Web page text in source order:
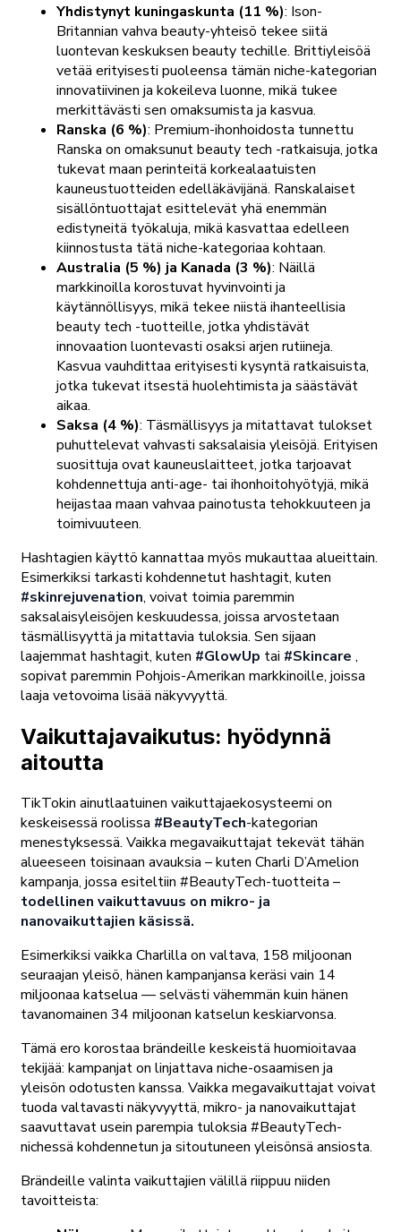
Yhdistynyt kuningaskunta (11 %): Ison-
Britannian vahva beauty-yhteisö tekee siitä
luontevan keskuksen beauty techille. Brittiyleisöä
vetää erityisesti puoleensa tämän niche-kategorian
innovatiivinen ja kokeileva luonne, mikä tukee
merkittävästi sen omaksumista ja kasvua.
Ranska (6 %): Premium-ihonhoidosta tunnettu
Ranska on omaksunut beauty tech -ratkaisuja, jotka
tukevat maan perinteitä korkealaatuisten
kauneustuotteiden edelläkävijänä. Ranskalaiset
sisällöntuottajat esittelevät yhä enemmän
edistyneitä työkaluja, mikä kasvattaa edelleen
kiinnostusta tätä niche-kategoriaa kohtaan.
Australia (5 %) ja Kanada (3 %): Näillä
markkinoilla korostuvat hyvinvointi ja
käytännöllisyys, mikä tekee niistä ihanteellisia
beauty tech -tuotteille, jotka yhdistävät
innovaation luontevasti osaksi arjen rutiineja.
Kasvua vauhdittaa erityisesti kysyntä ratkaisuista,
jotka tukevat itsestä huolehtimista ja säästävät
aikaa.
Saksa (4 %): Täsmällisyys ja mitattavat tulokset
puhuttelevat vahvasti saksalaisia yleisöjä. Erityisen
suosittuja ovat kauneuslaitteet, jotka tarjoavat
kohdennettuja anti-age- tai ihonhoitohyötyjä, mikä
heijastaa maan vahvaa painotusta tehokkuuteen ja
toimivuuteen.
Hashtagien käyttö kannattaa myös mukauttaa alueittain.
Esimerkiksi tarkasti kohdennetut hashtagit, kuten
#skinrejuvenation, voivat toimia paremmin
saksalaisyleisöjen keskuudessa, joissa arvostetaan
täsmällisyyttä ja mitattavia tuloksia. Sen sijaan
laajemmat hashtagit, kuten #GlowUp tai #Skincare ,
sopivat paremmin Pohjois-Amerikan markkinoille, joissa
laaja vetovoima lisää näkyvyyttä.
Vaikuttajavaikutus: hyödynnä
aitoutta
TikTokin ainutlaatuinen vaikuttajaekosysteemi on
keskeisessä roolissa #BeautyTech-kategorian
menestyksessä. Vaikka megavaikuttajat tekevät tähän
alueeseen toisinaan avauksia – kuten Charli D’Amelion
kampanja, jossa esiteltiin #BeautyTech-tuotteita –
todellinen vaikuttavuus on mikro- ja
nanovaikuttajien käsissä.
Esimerkiksi vaikka Charlilla on valtava, 158 miljoonan
seuraajan yleisö, hänen kampanjansa keräsi vain 14
miljoonaa katselua — selvästi vähemmän kuin hänen
tavanomainen 34 miljoonan katselun keskiarvonsa.
Tämä ero korostaa brändeille keskeistä huomioitavaa
tekijää: kampanjat on linjattava niche-osaamisen ja
yleisön odotusten kanssa. Vaikka megavaikuttajat voivat
tuoda valtavasti näkyvyyttä, mikro- ja nanovaikuttajat
saavuttavat usein parempia tuloksia #BeautyTech-
nichessä kohdennetun ja sitoutuneen yleisönsä ansiosta.
Brändeille valinta vaikuttajien välillä riippuu niiden
tavoitteista: